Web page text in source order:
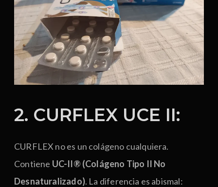
2. CURFLEX UCE II:
CURFLEX no es un colágeno cualquiera.
Contiene UC-II® (Colágeno Tipo II No
Desnaturalizado). La diferencia es abismal: